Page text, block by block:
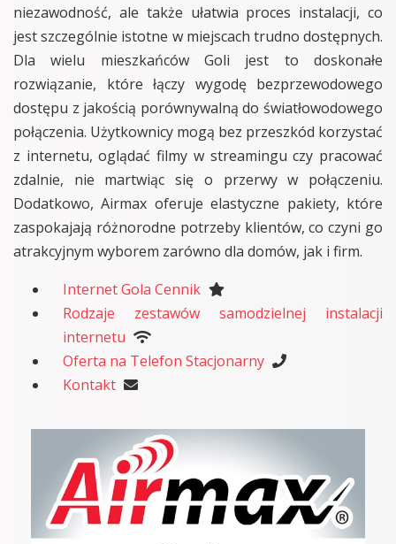
niezawodność, ale także ułatwia proces instalacji, co
jest szczególnie istotne w miejscach trudno dostępnych.
Dla wielu mieszkańców Goli jest to doskonałe
rozwiązanie, które łączy wygodę bezprzewodowego
dostępu z jakością porównywalną do światłowodowego
połączenia. Użytkownicy mogą bez przeszkód korzystać
z internetu, oglądać filmy w streamingu czy pracować
zdalnie, nie martwiąc się o przerwy w połączeniu.
Dodatkowo, Airmax oferuje elastyczne pakiety, które
zaspokajają różnorodne potrzeby klientów, co czyni go
atrakcyjnym wyborem zarówno dla domów, jak i firm.
Internet Gola Cennik
Rodzaje zestawów samodzielnej instalacji
internetu
Oferta na Telefon Stacjonarny
Kontakt